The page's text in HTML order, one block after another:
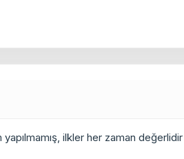
ilkler her zaman